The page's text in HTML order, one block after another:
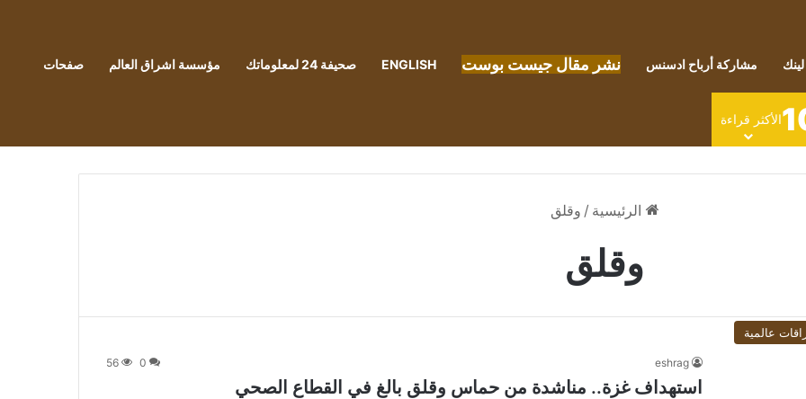
مشاركة أرباح ادسنس نشر مقال جيست بوست ENGLISH صحيفة 24 لمعلوماتك مؤسسة اشراق العالم صفحات
الأكثر قراءة
الرئيسية / وقلق
وقلق
عالمية
eshrag
0
56
استهداف غزة.. مناشدة من حماس وقلق بالغ في القطاع الصحي